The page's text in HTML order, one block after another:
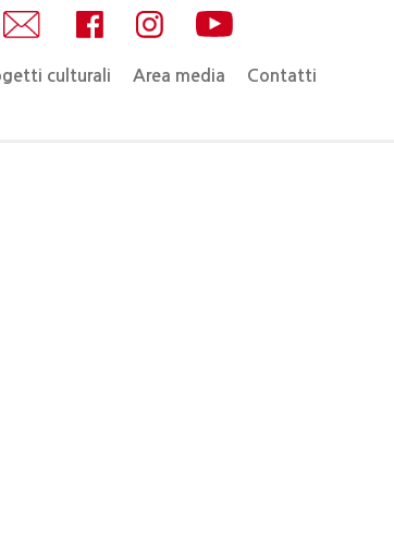
culturali Area media Contatti